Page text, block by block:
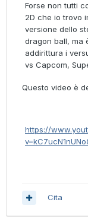
Forse non tutti
2D che io trovo
versione dello
dragon ball, ma
addirittura i
vs Capcom,
Questo video è
https://
Cita